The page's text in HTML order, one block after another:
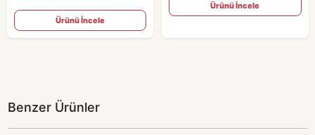
Ürünü İncele
Ürünü İncele
Benzer Ürünler